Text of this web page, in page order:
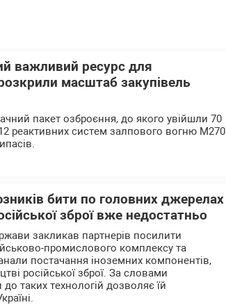
важливий ресурс для
масштаб закупівель
пакет озброєння, до якого увійшли 70
реактивних систем залпового вогню M270
бити по головних джерелах
зброї вже недостатньо
закликав партнерів посилити
промислового комплексу та
постачання іноземних компонентів,
російської зброї. За словами
таких технологій дозволяє їй